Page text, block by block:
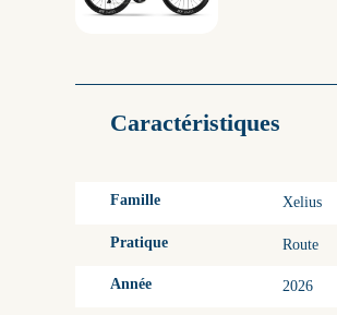
Caractéristiques
Famille Xelius
Pratique Route
Année 2026